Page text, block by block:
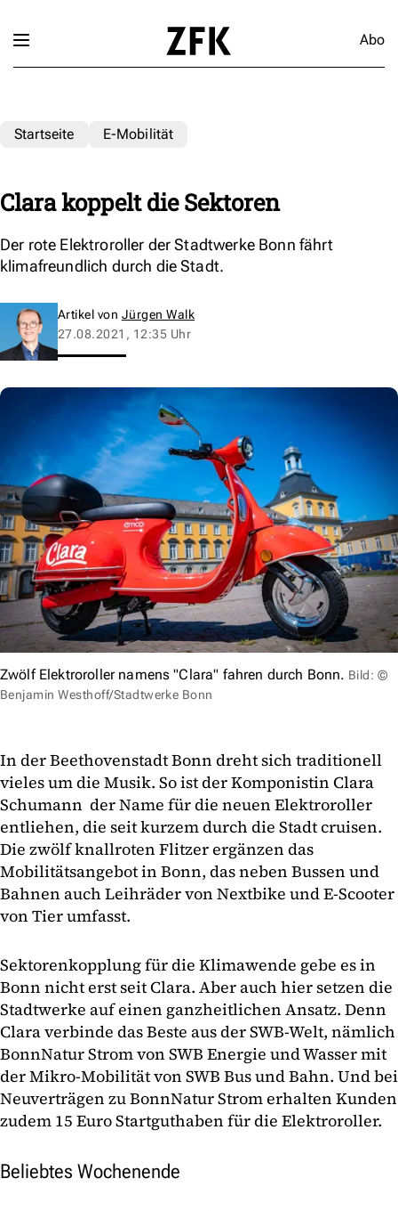
Abo
Startseite E-Mobilität
Clara koppelt die Sektoren
Der rote Elektroroller der Stadtwerke Bonn fährt
klimafreundlich durch die Stadt.
Artikel von Jürgen Walk
27.08.2021, 12:35 Uhr
Zwölf Elektroroller namens "Clara" fahren durch Bonn. Bild: ©
Benjamin Westhoff/Stadtwerke Bonn
In der Beethovenstadt Bonn dreht sich traditionell
vieles um die Musik. So ist der Komponistin Clara
Schumann der Name für die neuen Elektroroller
entliehen, die seit kurzem durch die Stadt cruisen.
Die zwölf knallroten Flitzer ergänzen das
Mobilitätsangebot in Bonn, das neben Bussen und
Bahnen auch Leihräder von Nextbike und E-Scooter
von Tier umfasst.
Sektorenkopplung für die Klimawende gebe es in
Bonn nicht erst seit Clara. Aber auch hier setzen die
Stadtwerke auf einen ganzheitlichen Ansatz. Denn
Clara verbinde das Beste aus der SWB-Welt, nämlich
BonnNatur Strom von SWB Energie und Wasser mit
der Mikro-Mobilität von SWB Bus und Bahn. Und bei
Neuverträgen zu BonnNatur Strom erhalten Kunden
zudem 15 Euro Startguthaben für die Elektroroller.
Beliebtes Wochenende